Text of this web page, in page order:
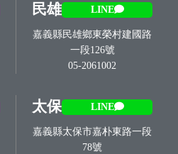
民雄 LINE
嘉義縣民雄鄉東榮村建國路
一段126號
05-2061002
太保 LINE
嘉義縣太保市嘉朴東路一段
78號